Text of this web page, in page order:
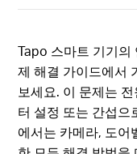
Tapo 스마트 기기의
제 해결 가이드에서
보세요. 이 문제는
터 설정 또는 간섭으
에서는 카메라, 도어